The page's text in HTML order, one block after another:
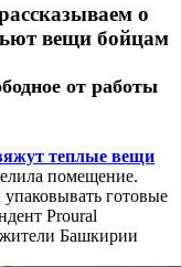
о
вещи бойцам
от работы
теплые вещи
помещение.
готовые
Proural
жители Башкирии